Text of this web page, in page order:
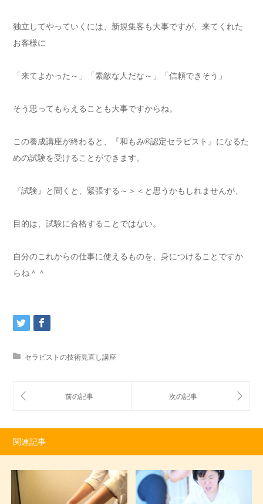
独立してやっていくには、新規集客も大事ですが、来てくれた
お客様に
「来てよかった～」「素敵な人だな～」「信頼できそう」
そう思ってもらえることも大事ですからね。
この養成講座が終わると、『和もみ®認定セラピスト』になるた
めの試験を受けることができます。
『試験』と聞くと、緊張する～＞＜と思うかもしれませんが、
目的は、試験に合格することではない。
自分のこれからの仕事に使えるものを、身につけることですか
らね＾＾
セラピストの技術見直し講座
関連記事